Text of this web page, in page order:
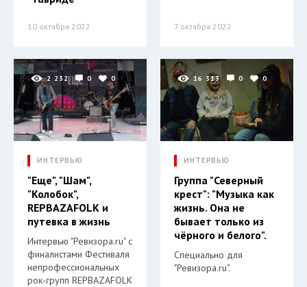
10 октября 2022 7 октября 2022
2 232 0 0
ИНТЕРВЬЮ
"Еще", "Шам",
"Колобок",
REPBAZAFOLK и
путевка в жизнь
Интервью "Ревизора.ru" с
финалистами Фестиваля
непрофессиональных
рок-групп REPBAZAFOLK
16 313 0 0
ИНТЕРВЬЮ
Группа "Северный
крест": "Музыка как
жизнь. Она не
бывает только из
чёрного и белого".
Специально для
"Ревизора.ru".